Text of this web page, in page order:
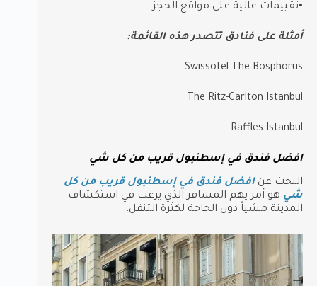
▪︎تقييمات عالية على مواقع الحجز.
أمثلة على فنادق تتصدر هذه القائمة:
Swissotel The Bosphorus
The Ritz-Carlton Istanbul
Raffles Istanbul
افضل فندق في إسطنبول قريب من كل شي
البحث عنافضل فندق في إسطنبول قريب من كل
شي هو أمر يهم المسافر الذي يرغب في استكشاف
المدينة مشياً دون الحاجة لكثرة التنقل.